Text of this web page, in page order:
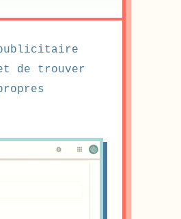
publicitaire
de trouver